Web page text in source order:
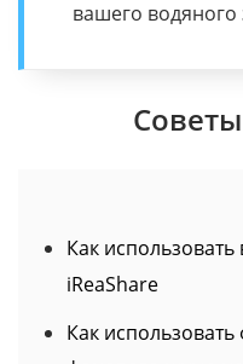
Как
фонового шума на
Как